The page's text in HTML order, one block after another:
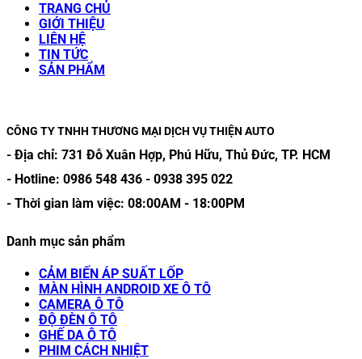
TRANG CHỦ
GIỚI THIỆU
LIÊN HỆ
TIN TỨC
SẢN PHẨM
CÔNG TY TNHH THƯƠNG MẠI DỊCH VỤ THIỆN AUTO
- Địa chỉ: 731 Đỗ Xuân Hợp, Phú Hữu, Thủ Đức, TP. HCM
- Hotline: 0986 548 436 - 0938 395 022
- Thời gian làm việc: 08:00AM - 18:00PM
Danh mục sản phẩm
CẢM BIẾN ÁP SUẤT LỐP
MÀN HÌNH ANDROID XE Ô TÔ
CAMERA Ô TÔ
ĐỘ ĐÈN Ô TÔ
GHẾ DA Ô TÔ
PHIM CÁCH NHIỆT